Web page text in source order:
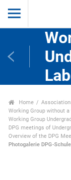
Home
Working Group without a
Working Group
DPG meetings of
Overview of the DPG
Photogalerie DPG-